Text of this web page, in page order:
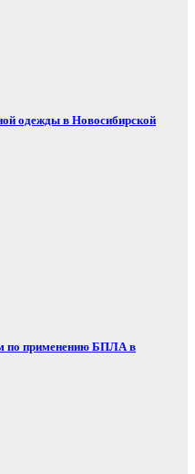
одежды в Новосибирской
по применению БПЛА в